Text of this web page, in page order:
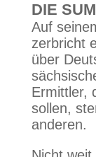
DIE
Auf
zerbricht
über
Ermittler,
sollen,
anderen.